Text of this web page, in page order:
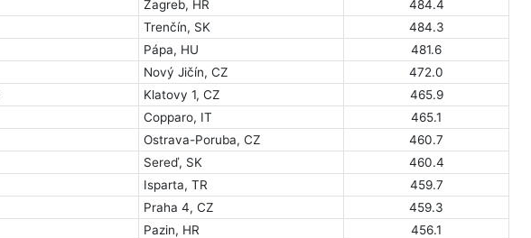
Zagreb, HR
484.4
Trenčín, SK
484.3
Pápa, HU
481.6
Nový Jičín, CZ
472.0
Klatovy 1, CZ
465.9
Copparo, IT
465.1
Ostrava-Poruba, CZ
460.7
Sereď, SK
460.4
Isparta, TR
459.7
Praha 4, CZ
459.3
Pazin, HR
456.1